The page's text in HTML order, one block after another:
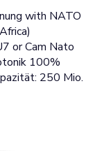
with NATO
or Cam Nato
100%
250 Mio.